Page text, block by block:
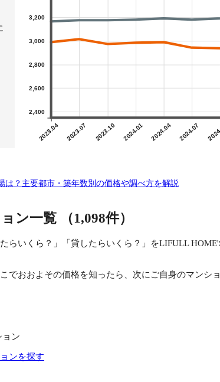
2023.04 2023.07 2023.10 2024.01 2024.04 2024.07
2,400
2,600
2,800
3,000
3,200
は？主要都市・築年数別の価格や調べ方を解説
ン一覧 （1,098件）
らいくら？」「貸したらいくら？」をLIFULL
でおおよその価格を知ったら、次にご自身のマンシ
ョン
ンを探す